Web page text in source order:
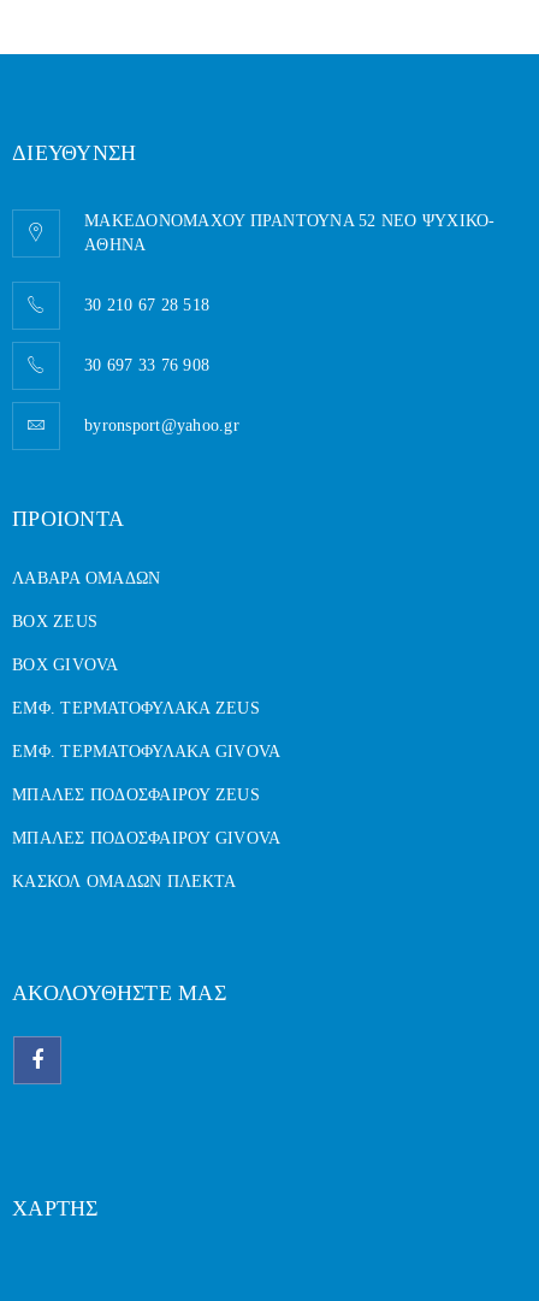
ΔΙΕΥΘΥΝΣΗ
ΜΑΚΕΔΟΝΟΜΑΧΟΥ ΠΡΑΝΤΟΥΝΑ 52 ΝΕΟ ΨΥΧΙΚΟ-
AΘΗΝΑ
30 210 67 28 518
30 697 33 76 908
byronsport@yahoo.gr
ΠΡΟΙΟΝΤΑ
ΛΑΒΑΡΑ ΟΜΑΔΩΝ
BOX ZEUS
BOX GIVOVA
ΕΜΦ. ΤΕΡΜΑΤΟΦΥΛΑΚΑ ZEUS
ΕΜΦ. ΤΕΡΜΑΤΟΦΥΛΑΚΑ GIVOVA
ΜΠΑΛΕΣ ΠΟΔΟΣΦΑΙΡΟΥ ZEUS
ΜΠΑΛΕΣ ΠΟΔΟΣΦΑΙΡΟΥ GIVOVA
ΚΑΣΚΟΛ ΟΜΑΔΩΝ ΠΛΕΚΤΑ
ΑΚΟΛΟΥΘΗΣΤΕ ΜΑΣ
ΧΑΡΤΗΣ